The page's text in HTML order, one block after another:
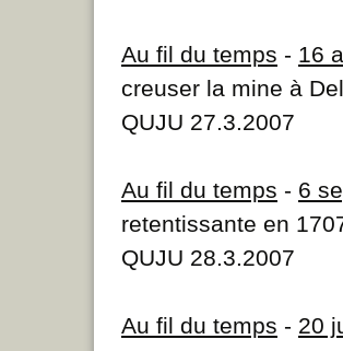
Au fil du temps - 16
creuser la mine à
QUJU 27.3.2007
Au fil du temps - 6
retentissante en
QUJU 28.3.2007
Au fil du temps - 20